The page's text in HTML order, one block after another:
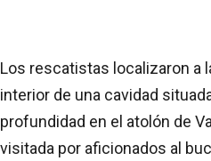
Los rescatistas localizaron a
interior de una cavidad
profundidad en el atolón de
visitada por aficionados al